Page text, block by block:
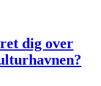
dig over